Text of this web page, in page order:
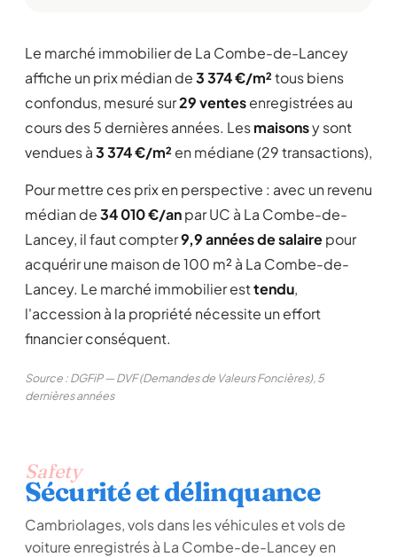
Le marché immobilier de La Combe-de-Lancey
affiche un prix médian de3 374 €/m²tous biens
confondus, mesuré sur29 ventesenregistrées au
cours des 5 dernières années. Lesmaisonsy sont
vendues à3 374 €/m² en médiane (29 transactions),
Pour mettre ces prix en perspective : avec un revenu
médian de34 010 €/anpar UC à La Combe-de-
Lancey, il faut compter9,9 années de salairepour
acquérir une maison de 100 m² à La Combe-de-
Lancey. Le marché immobilier esttendu,
l'accession à la propriété nécessite un effort
financier conséquent.
Source : DGFiP — DVF (Demandes de Valeurs Foncières), 5
dernières années
Safety
Sécurité et délinquance
Cambriolages, vols dans les véhicules et vols de
voiture enregistrés à La Combe-de-Lancey en